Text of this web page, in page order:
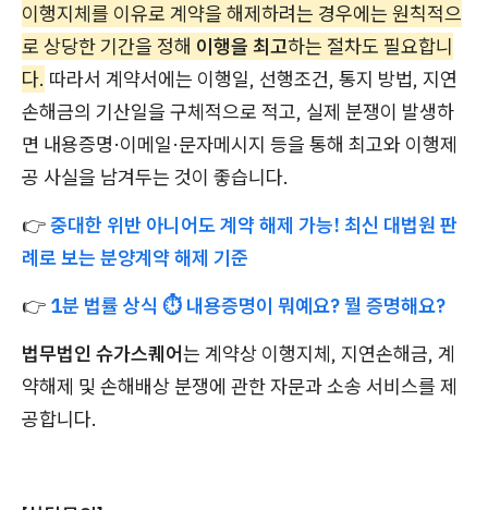
이행지체를 이유로 계약을 해제하려는 경우에는 원칙적으
로 상당한 기간을 정해 이행을 최고하는 절차도 필요합니
다. 따라서 계약서에는 이행일, 선행조건, 통지 방법, 지연
손해금의 기산일을 구체적으로 적고, 실제 분쟁이 발생하
면 내용증명·이메일·문자메시지 등을 통해 최고와 이행제
공 사실을 남겨두는 것이 좋습니다.
👉중대한 위반 아니어도 계약 해제 가능! 최신 대법원 판
례로 보는 분양계약 해제 기준
👉 1분 법률 상식 ⏱️ 내용증명이 뭐예요? 뭘 증명해요?
법무법인 슈가스퀘어는 계약상 이행지체, 지연손해금, 계
약해제 및 손해배상 분쟁에 관한 자문과 소송 서비스를 제
공합니다.